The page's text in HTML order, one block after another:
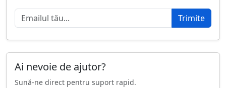
Trimite
Ai nevoie de ajutor?
Sună-ne direct pentru suport rapid.